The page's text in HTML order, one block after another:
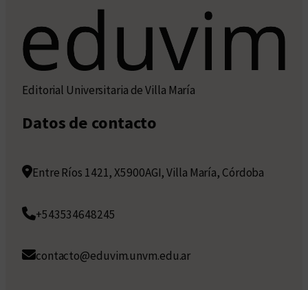
Editorial Universitaria de Villa María
Datos de contacto
Entre Ríos 1421, X5900AGI, Villa María, Córdoba
+543534648245
contacto@eduvim.unvm.edu.ar